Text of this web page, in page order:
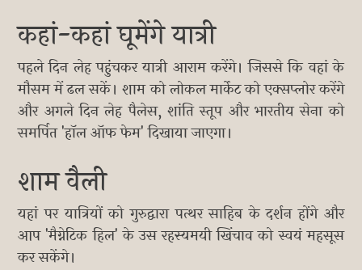
कहां-कहां घूमेंगे यात्री
पहले दिन लेह पहुंचकर यात्री आराम करेंगे। जिससे कि वहां के
मौसम में ढल सकें। शाम को लोकल मार्केट को एक्सप्लोर करेंगे
और अगले दिन लेह पैलेस, शांति स्तूप और भारतीय सेना को
समर्पित 'हॉल ऑफ फेम' दिखाया जाएगा।
शाम वैली
यहां पर यात्रियों को गुरुद्वारा पत्थर साहिब के दर्शन होंगे और
आप 'मैग्नेटिक हिल' के उस रहस्यमयी खिंचाव को स्वयं महसूस
कर सकेंगे।